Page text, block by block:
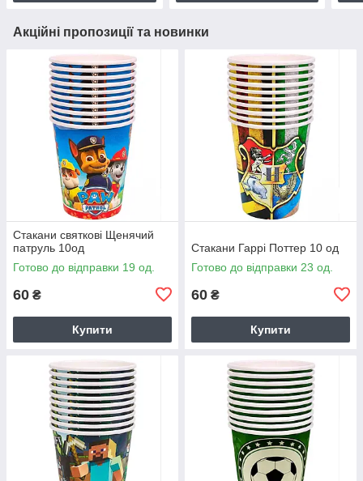
Акційні пропозиції та новинки
Стакани святкові Щенячий
патруль 10од
Готово до відправки 19 од.
60 ₴
Купити
Стакани Гаррі Поттер 10 од
Готово до відправки 23 од.
60 ₴
Купити